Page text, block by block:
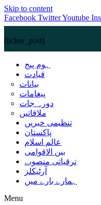
Skip to content
Facebook TwitterYoutube
[ticker_post]
ہوم پیج
قیادت
بیانات
پیغامات
دورہ جات
ملاقاتیں
تنظیمی خبریں
پاکستان
عالم اسلام
بین الاقوامی
ترقیاتی منصوبے
آرٹیکلز
ہمارے بارے میں
Menu